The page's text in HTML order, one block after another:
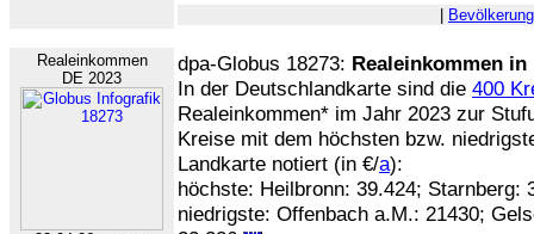
Bevölkerung
Realeinkommen
DE 2023
dpa-Globus 18273: Realeinkommen
In der Deutschlandkarte sind die 400
Realeinkommen* im Jahr 2023 zur
Kreise mit dem höchsten bzw.
Landkarte notiert (in €/a):
höchste: Heilbronn: 39.424; Starnberg:
niedrigste: Offenbach a.M.: 21430;